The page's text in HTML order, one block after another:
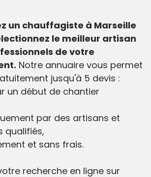
un chauffagiste à Marseille
le meilleur artisan
de votre
Notre annuaire vous permet
jusqu'à 5 devis :
un début de chantier
par des artisans et
qualifiés,
et sans frais.
recherche en ligne sur